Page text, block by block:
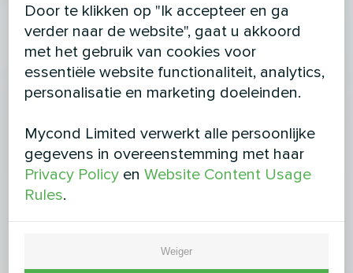
Door te klikken op "Ik accepteer en ga
verder naar de website", gaat u akkoord
met het gebruik van cookies voor
essentiële website functionaliteit, analytics,
personalisatie en marketing doeleinden.
Mycond Limited verwerkt alle persoonlijke
gegevens in overeenstemming met haar
Privacy Policy enWebsite Content Usage
Rules.
Weiger